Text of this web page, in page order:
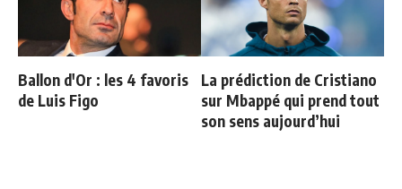
Ballon d'Or : les 4 favoris
de Luis Figo
La prédiction de Cristiano
sur Mbappé qui prend tout
son sens aujourd’hui